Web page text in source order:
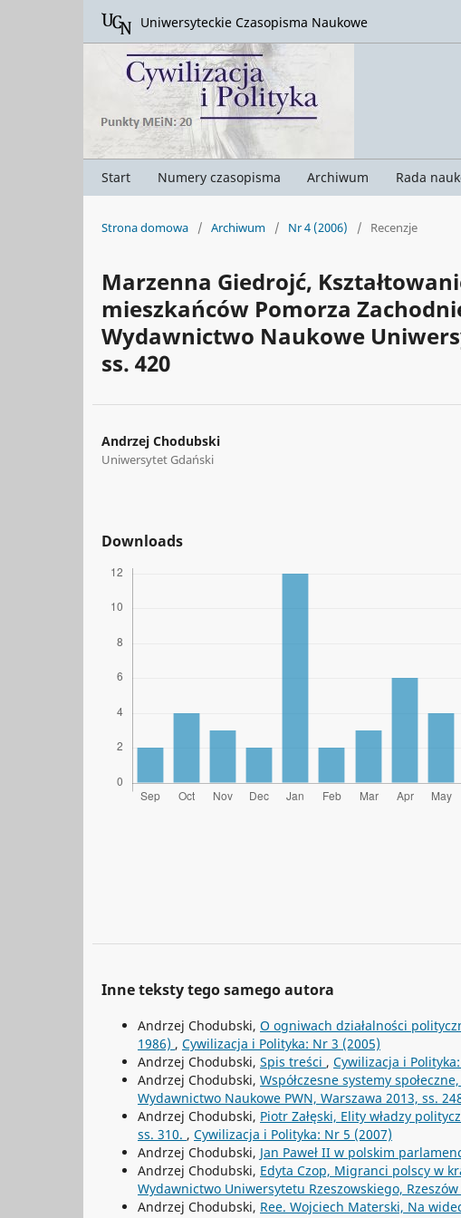
Start Numery czasopisma Archiwum Rada
Uniwersyteckie Czasopisma Naukowe
Strona domowa / Archiwum / Nr 4 (2006) / Recenzje
Marzenna Giedrojć,
mieszkańców Pomorza
Wydawnictwo Naukowe
ss. 420
Andrzej Chodubski
Uniwersytet Gdański
Downloads
Inne teksty tego samego autora
Andrzej Chodubski, O ogniwach działalności
1986) , Cywilizacja i Polityka: Nr 3 (2005)
Andrzej Chodubski, Spis treści , Cywilizacja i
Andrzej Chodubski, Współczesne systemy
Wydawnictwo Naukowe PWN, Warszawa 2013, ss.
Andrzej Chodubski, Piotr Załęski, Elity władzy
ss. 310. , Cywilizacja i Polityka: Nr 5 (2007)
Andrzej Chodubski, Jan Paweł II w polskim
Andrzej Chodubski, Edyta Czop, Migranci polscy w
Wydawnictwo Uniwersytetu Rzeszowskiego, Rzeszów
Andrzej Chodubski, Ree. Wojciech Materski, Na